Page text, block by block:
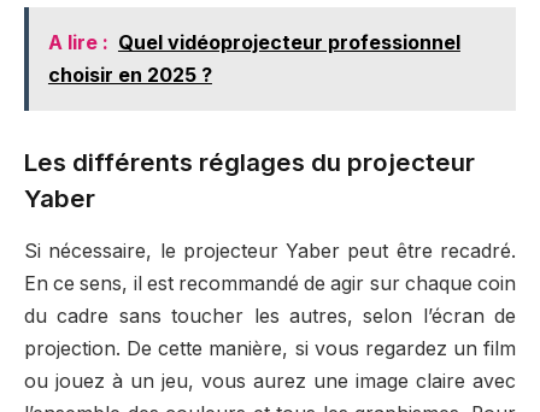
A lire : Quel vidéoprojecteur professionnel
choisir en 2025 ?
Les différents réglages du projecteur
Yaber
Si nécessaire, le projecteur Yaber peut être recadré.
En ce sens, il est recommandé de agir sur chaque coin
du cadre sans toucher les autres, selon l’écran de
projection. De cette manière, si vous regardez un film
ou jouez à un jeu, vous aurez une image claire avec